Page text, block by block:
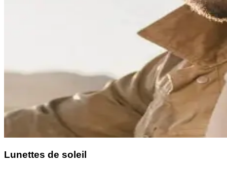
Lunettes de soleil